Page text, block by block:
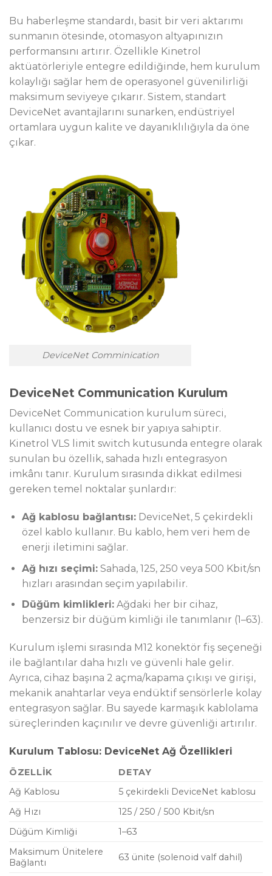
Bu haberleşme standardı, basit bir veri aktarımı
sunmanın ötesinde, otomasyon altyapınızın
performansını artırır. Özellikle Kinetrol
aktüatörleriyle entegre edildiğinde, hem kurulum
kolaylığı sağlar hem de operasyonel güvenilirliği
maksimum seviyeye çıkarır. Sistem, standart
DeviceNet avantajlarını sunarken, endüstriyel
ortamlara uygun kalite ve dayanıklılığıyla da öne
çıkar.
DeviceNet Comminication
DeviceNet Communication Kurulum
DeviceNet Communication kurulum süreci,
kullanıcı dostu ve esnek bir yapıya sahiptir.
Kinetrol VLS limit switch kutusunda entegre olarak
sunulan bu özellik, sahada hızlı entegrasyon
imkânı tanır. Kurulum sırasında dikkat edilmesi
gereken temel noktalar şunlardır:
Ağ kablosu bağlantısı:DeviceNet, 5 çekirdekli
özel kablo kullanır. Bu kablo, hem veri hem de
enerji iletimini sağlar.
Ağ hızı seçimi:Sahada, 125, 250 veya 500 Kbit/sn
hızları arasından seçim yapılabilir.
Düğüm kimlikleri:Ağdaki her bir cihaz,
benzersiz bir düğüm kimliği ile tanımlanır (1–63).
Kurulum işlemi sırasında M12 konektör fiş seçeneği
ile bağlantılar daha hızlı ve güvenli hale gelir.
Ayrıca, cihaz başına 2 açma/kapama çıkışı ve girişi,
mekanik anahtarlar veya endüktif sensörlerle kolay
entegrasyon sağlar. Bu sayede karmaşık kablolama
süreçlerinden kaçınılır ve devre güvenliği artırılır.
Kurulum Tablosu: DeviceNet Ağ Özellikleri
ÖZELLIK
DETAY
Ağ Kablosu
5 çekirdekli DeviceNet kablosu
Ağ Hızı
125 / 250 / 500 Kbit/sn
Düğüm Kimliği
1–63
Maksimum Ünitelere
Bağlantı
63 ünite (solenoid valf dahil)